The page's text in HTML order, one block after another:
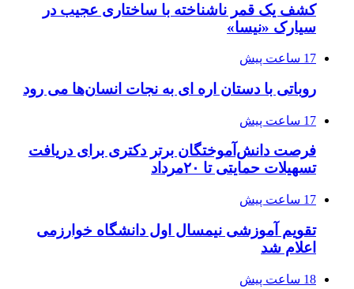
کشف یک قمر ناشناخته با ساختاری عجیب در
سیارک «نیسا»
17 ساعت پیش
روباتی با دستان اره ای به نجات انسان‌ها می رود
17 ساعت پیش
فرصت دانش‌آموختگان برتر دکتری‌ برای دریافت
تسهیلات حمایتی تا ۲۰مرداد
17 ساعت پیش
تقویم آموزشی نیمسال اول دانشگاه خوارزمی
اعلام شد
18 ساعت پیش